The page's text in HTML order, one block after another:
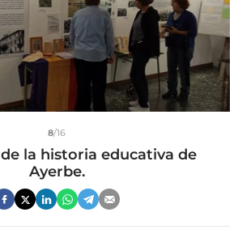
8/16
la historia educativa de
Ayerbe.